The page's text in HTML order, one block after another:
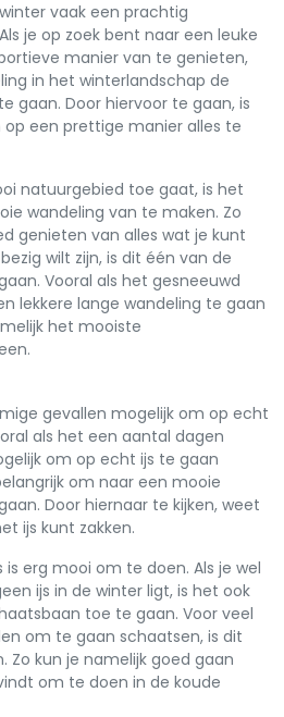
vaak een prachtig
je op zoek bent naar een leuke
manier van te genieten,
in het winterlandschap de
gaan. Door hiervoor te gaan, is
een prettige manier alles te
natuurgebied toe gaat, is het
wandeling van te maken. Zo
genieten van alles wat je kunt
wilt zijn, is dit één van de
Vooral als het gesneeuwd
lekkere lange wandeling te gaan
het mooiste
gevallen mogelijk om op echt
als het een aantal dagen
om op echt ijs te gaan
om naar een mooie
Door hiernaar te kijken, weet
ijs kunt zakken.
erg mooi om te doen. Als je wel
ijs in de winter ligt, is het ook
toe te gaan. Voor veel
om te gaan schaatsen, is dit
Zo kun je namelijk goed gaan
om te doen in de koude